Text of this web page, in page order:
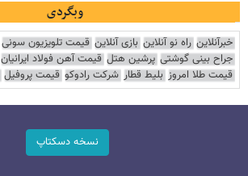
وبگردی
خبرآنلاین راه نو آنلاین بازی آنلاین قیمت تلویزیون سونی
جراح بینی گوشتی پرشین هتل قیمت آهن فولاد ایرانیان
قیمت طلا امروز بلیط قطار شرکت رادوکو قیمت پروفیل
نسخه دسکتاپ